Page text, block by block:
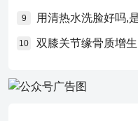
9 用清热水洗脸好吗,
10 双膝关节缘骨质增